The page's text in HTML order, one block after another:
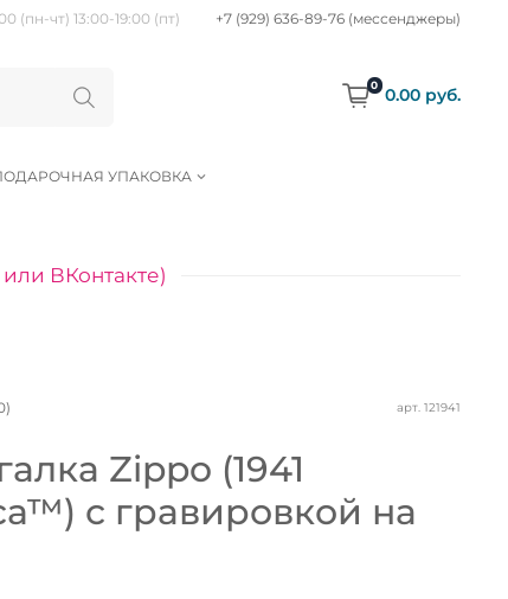
(пн-чт) 13:00-19:00 (пт) +7 (929) 636-89-76 (мессенджеры)
0
0.00 руб.
УПАКОВКА
ВКонтакте)
арт. 121941
Zippo (1941
с гравировкой на